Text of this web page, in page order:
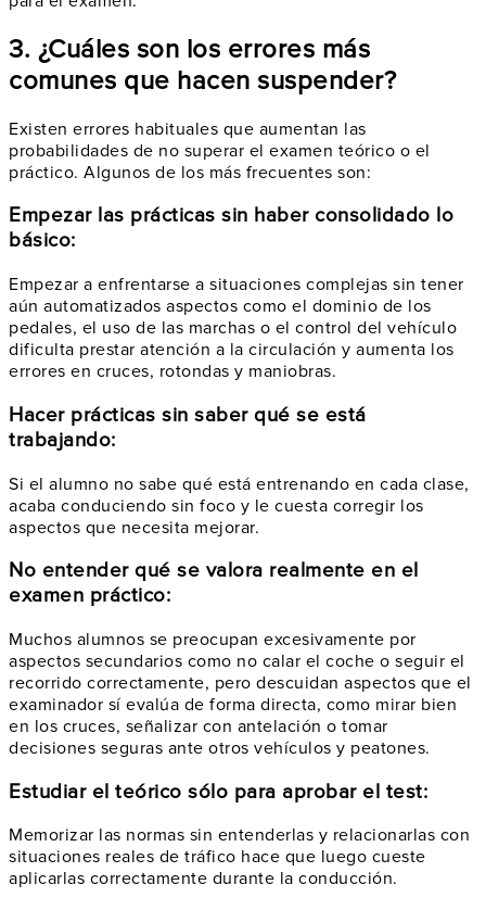
3. ¿Cuáles son los errores más
comunes que hacen suspender?
Existen errores habituales que aumentan las
probabilidades de no superar el examen teórico o el
práctico. Algunos de los más frecuentes son:
Empezar las prácticas sin haber consolidado lo
básico:
Empezar a enfrentarse a situaciones complejas sin tener
aún automatizados aspectos como el dominio de los
pedales, el uso de las marchas o el control del vehículo
dificulta prestar atención a la circulación y aumenta los
errores en cruces, rotondas y maniobras.
Hacer prácticas sin saber qué se está
trabajando:
Si el alumno no sabe qué está entrenando en cada clase,
acaba conduciendo sin foco y le cuesta corregir los
aspectos que necesita mejorar.
No entender qué se valora realmente en el
examen práctico:
Muchos alumnos se preocupan excesivamente por
aspectos secundarios como no calar el coche o seguir el
recorrido correctamente, pero descuidan aspectos que el
examinador sí evalúa de forma directa, como mirar bien
en los cruces, señalizar con antelación o tomar
decisiones seguras ante otros vehículos y peatones.
Estudiar el teórico sólo para aprobar el test:
Memorizar las normas sin entenderlas y relacionarlas con
situaciones reales de tráfico hace que luego cueste
aplicarlas correctamente durante la conducción.